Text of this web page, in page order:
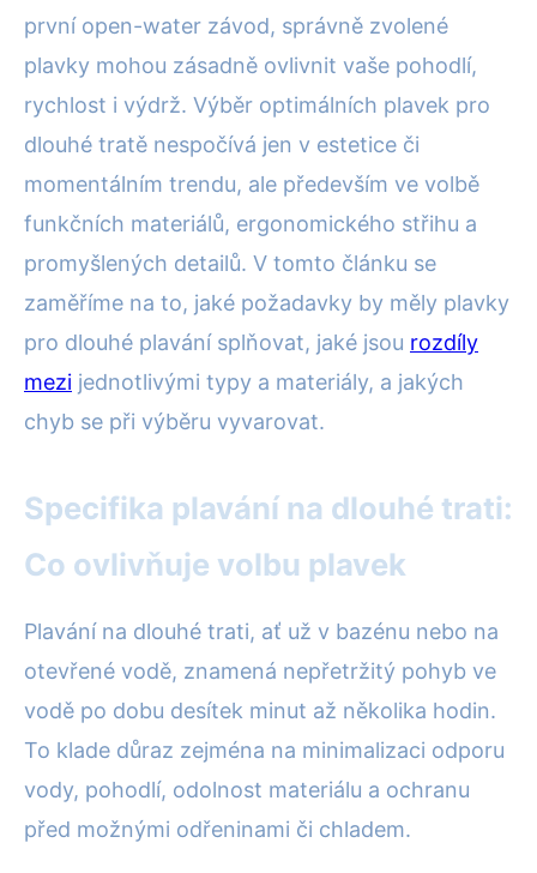
první open-water závod, správně zvolené
plavky mohou zásadně ovlivnit vaše pohodlí,
rychlost i výdrž. Výběr optimálních plavek pro
dlouhé tratě nespočívá jen v estetice či
momentálním trendu, ale především ve volbě
funkčních materiálů, ergonomického střihu a
promyšlených detailů. V tomto článku se
zaměříme na to, jaké požadavky by měly plavky
pro dlouhé plavání splňovat, jaké jsou rozdíly
mezi jednotlivými typy a materiály, a jakých
chyb se při výběru vyvarovat.
Specifika plavání na dlouhé trati:
Co ovlivňuje volbu plavek
Plavání na dlouhé trati, ať už v bazénu nebo na
otevřené vodě, znamená nepřetržitý pohyb ve
vodě po dobu desítek minut až několika hodin.
To klade důraz zejména na minimalizaci odporu
vody, pohodlí, odolnost materiálu a ochranu
před možnými odřeninami či chladem.